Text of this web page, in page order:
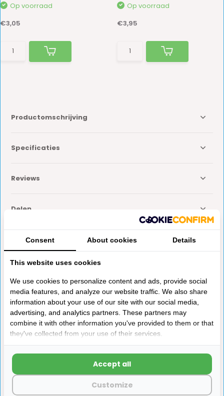
Op voorraad
€3,05
Op voorraad
€3,95
Productomschrijving
Specificaties
Reviews
Delen
Anderen kochten ook
Binnenbuis Staal AE3
2000/3002 50-55 20mtr
Op voorraad
Thule Mounting Rail
Op voorraad
€6,45
Consent About cookies Details
This website uses cookies
We use cookies to personalize content and ads, provide social
media features, and analyze our website traffic. We also share
information about your use of our site with our social media,
advertising, and analytics partners. These partners may
combine it with other information you've provided to them or that
they've collected from your use of their services.
Customize
Accept all